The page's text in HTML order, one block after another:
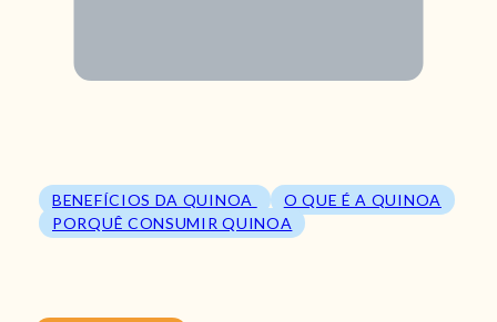
BENEFÍCIOS DA QUINOA
O QUE É A QUINOA
PORQUÊ CONSUMIR QUINOA